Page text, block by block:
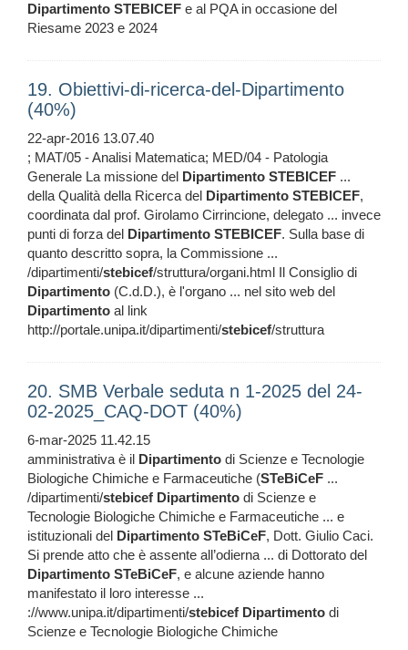
Dipartimento STEBICEF e al PQA in occasione del
Riesame 2023 e 2024
19. Obiettivi-di-ricerca-del-Dipartimento
(40%)
22-apr-2016 13.07.40
; MAT/05 - Analisi Matematica; MED/04 - Patologia
Generale La missione del Dipartimento STEBICEF ...
della Qualità della Ricerca del Dipartimento STEBICEF,
coordinata dal prof. Girolamo Cirrincione, delegato ... invece
punti di forza del Dipartimento STEBICEF. Sulla base di
quanto descritto sopra, la Commissione ...
/dipartimenti/stebicef/struttura/organi.html Il Consiglio di
Dipartimento (C.d.D.), è l'organo ... nel sito web del
Dipartimento al link
http://portale.unipa.it/dipartimenti/stebicef/struttura
20. SMB Verbale seduta n 1-2025 del 24-
02-2025_CAQ-DOT (40%)
6-mar-2025 11.42.15
amministrativa è il Dipartimento di Scienze e Tecnologie
Biologiche Chimiche e Farmaceutiche (STeBiCeF ...
/dipartimenti/stebicef Dipartimento di Scienze e
Tecnologie Biologiche Chimiche e Farmaceutiche ... e
istituzionali del Dipartimento STeBiCeF, Dott. Giulio Caci.
Si prende atto che è assente all’odierna ... di Dottorato del
Dipartimento STeBiCeF, e alcune aziende hanno
manifestato il loro interesse ...
://www.unipa.it/dipartimenti/stebicef Dipartimento di
Scienze e Tecnologie Biologiche Chimiche